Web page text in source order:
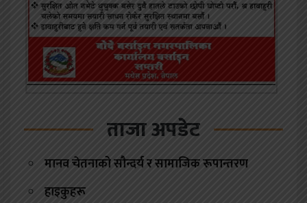
ताजा अपडेट
मानव चेतनाको सौन्दर्य र सामाजिक रूपान्तरण
हाइकुहरू